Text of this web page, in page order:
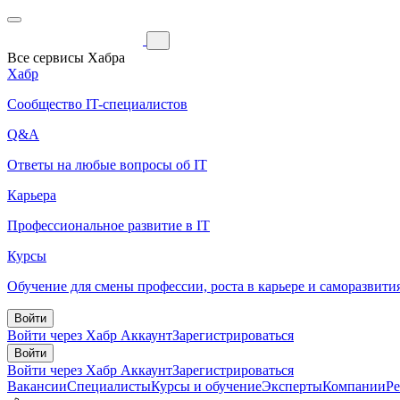
Все сервисы Хабра
Хабр
Сообщество IT-специалистов
Q&A
Ответы на любые вопросы об IT
Карьера
Профессиональное развитие в IT
Курсы
Обучение для смены профессии, роста в карьере и
Войти
Войти через Хабр АккаунтЗарегистрироваться
Войти
Войти через Хабр АккаунтЗарегистрироваться
ВакансииСпециалистыКурсы и обучениеЭкспертыКомпании